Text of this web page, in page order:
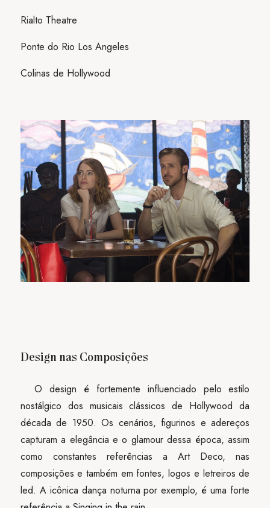
Rialto Theatre
Ponte do Rio Los Angeles
Colinas de Hollywood
Design nas Composições
O design é fortemente influenciado pelo estilo
nostálgico dos musicais clássicos de Hollywood da
década de 1950. Os cenários, figurinos e adereços
capturam a elegância e o glamour dessa época, assim
como constantes referências a Art Deco, nas
composições e também em fontes, logos e letreiros de
led. A icônica dança noturna por exemplo, é uma forte